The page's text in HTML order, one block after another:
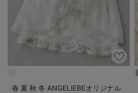
春 夏 秋 冬 ANGELIEBEオリジナル